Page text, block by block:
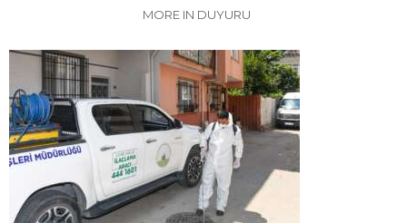
MORE IN DUYURU